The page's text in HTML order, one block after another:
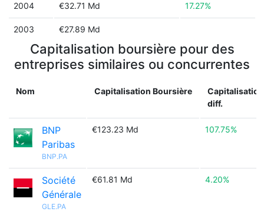
2004 €32.71 Md 17.27%
2003 €27.89 Md
Capitalisation boursière pour des
entreprises similaires ou concurrentes
Nom Capitalisation Boursière
diff.
BNP
Paribas
BNP.PA
€123.23 Md 107.75%
Société
Générale
GLE.PA
€61.81 Md 4.20%